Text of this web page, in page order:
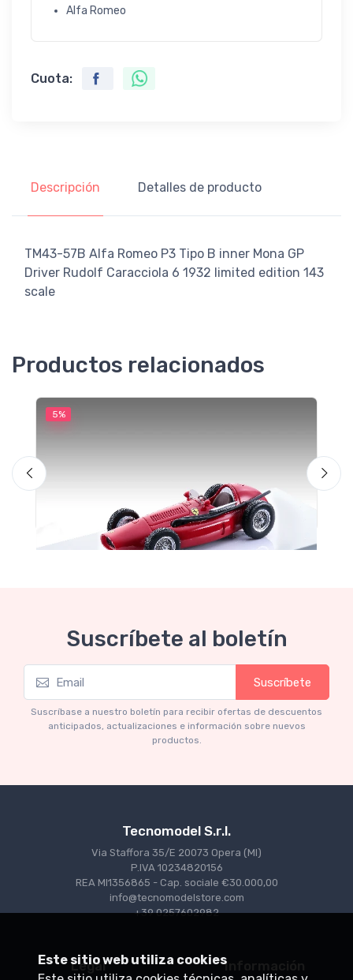
Alfa Romeo
Cuota:
Descripción Detalles de producto
TM43-57B Alfa Romeo P3 Tipo B inner Mona GP
Driver Rudolf Caracciola 6 1932 limited edition 143
scale
Productos relacionados
5%
TM43-22A Ferrari 553 Squalo 1954 Monza
Test Driver A. Ascari
Suscríbete al boletín
Suscríbete
Suscríbase a nuestro boletín para recibir ofertas de descuentos
anticipados, actualizaciones e información sobre nuevos
productos.
Tecnomodel S.r.l.
Via Staffora 35/E 20073 Opera (MI)
P.IVA 10234820156
REA MI1356865 - Cap. sociale €30.000,00
info@tecnomodelstore.com
+39 0257602982
Legal Información
Este sitio web utiliza cookies